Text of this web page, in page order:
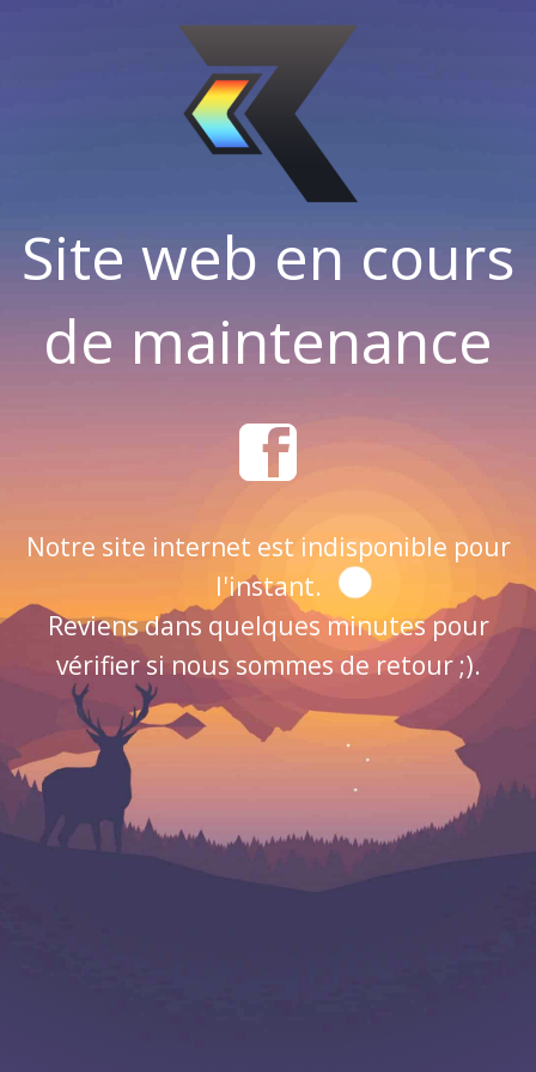
Site web en cours
de maintenance
Notre site internet est indisponible pour
l'instant.
Reviens dans quelques minutes pour
vérifier si nous sommes de retour ;).